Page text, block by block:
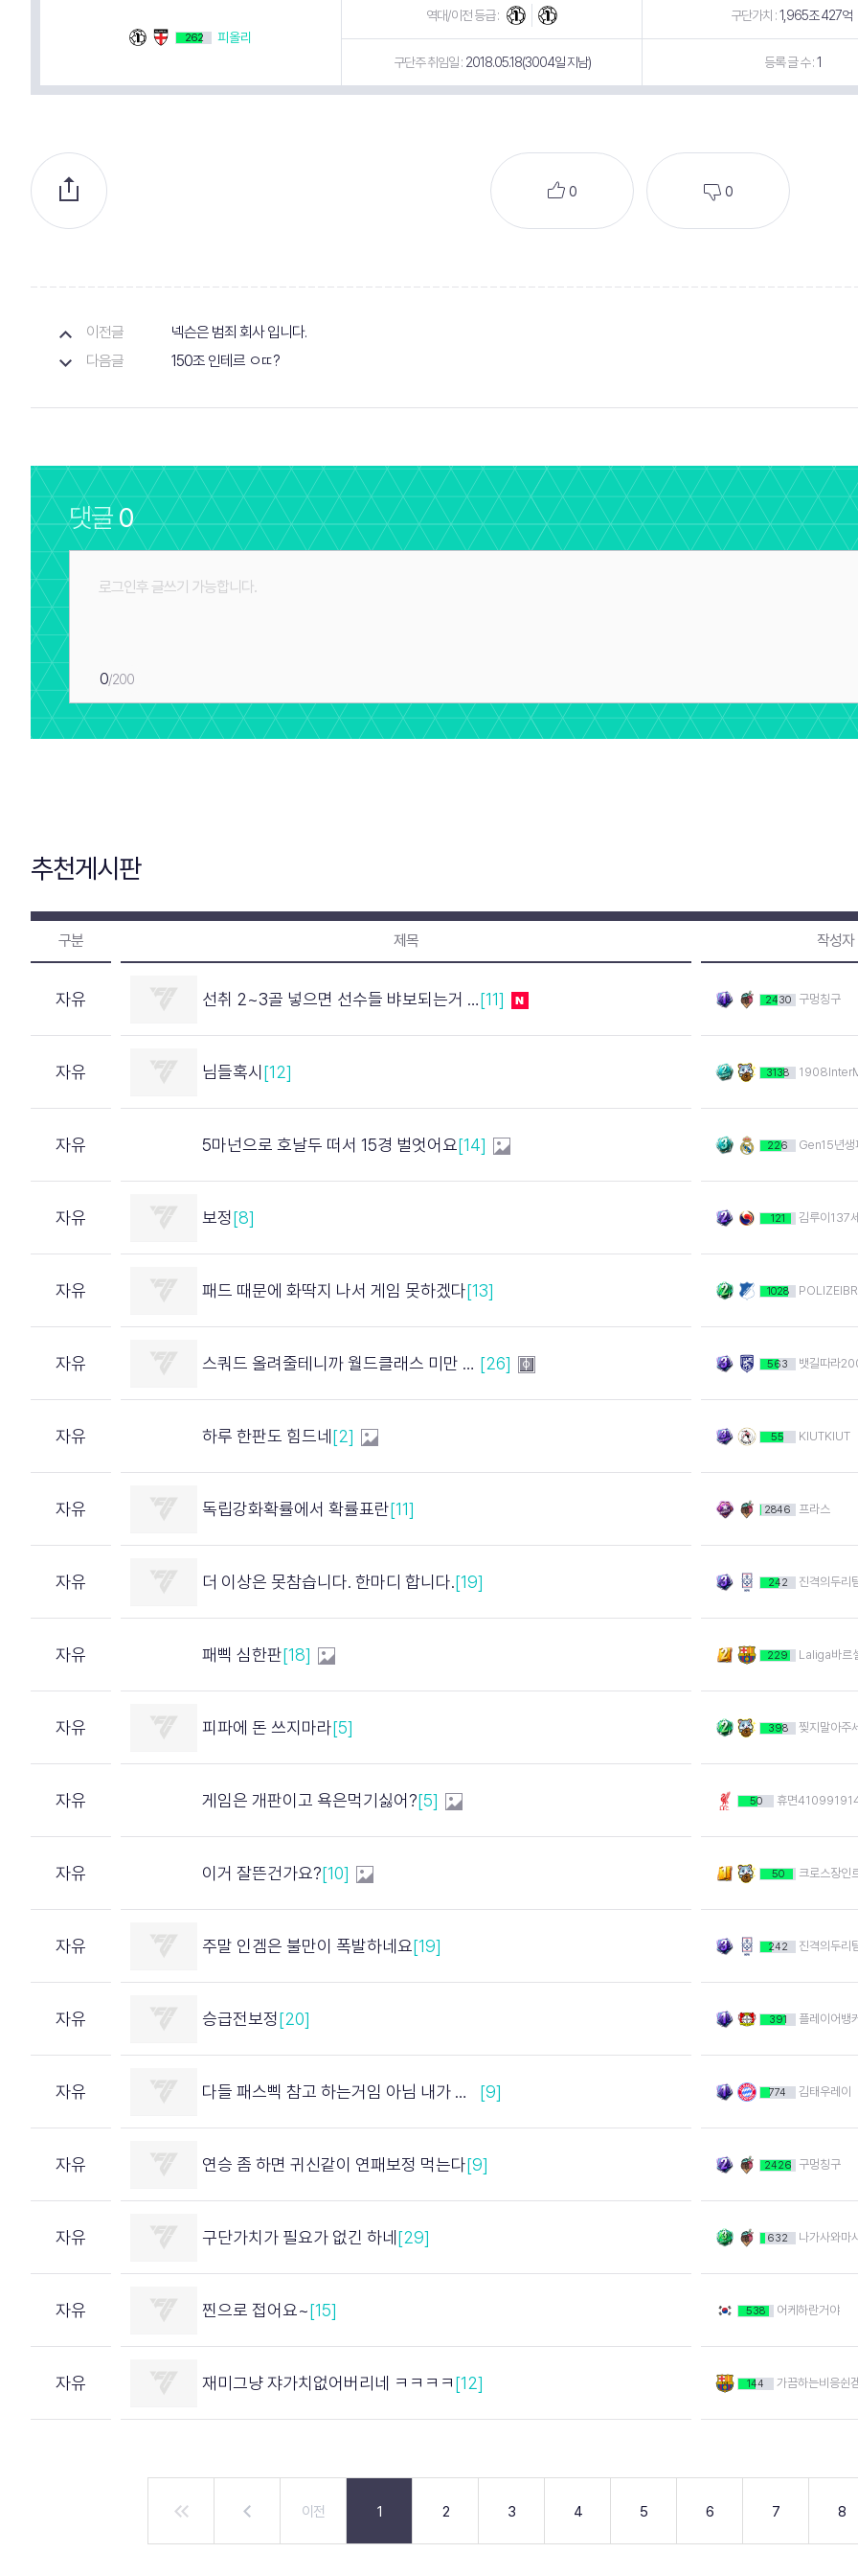
262 피올리
역대/이전 등급 : 구단가치 : 1,965조 427억
구단주 취임일 : 2018.05.18(3004일 지남) 등록 글 수 : 1
0 0
이전글
넥슨은 범죄 회사 입니다.
다음글
150조 인테르 ㅇㄸ?
댓글0
0/200
추천게시판
구분 제목 작성자
자유 선취 2~3골 넣으면 선수들 뱌보되는거 보정증거아님? [11] 2430 구멍칭구
자유 님들혹시 [12] 3138
자유 5마넌으로 호날두 떠서 15경 벌엇어요[14] 226 Gen15년생
자유 보정[8] 121 김루이137
자유 패드 때문에 화딱지 나서 게임 못하겠다[13] 1028
자유 스쿼드 올려줄테니까 월드클래스 미만 댓글 달면 죽는다 [26] 563 뱃길따라
자유 하루 한판도 힘드네 [2] 55 KIUTKIUT
자유 독립강화확률에서 확률표란[11] 2846 프라스
자유 더 이상은 못참습니다. 한마디 합니다.[19] 242 진격의두리
자유 패삑 심한판[18] 229 Laliga바르
자유 피파에 돈 쓰지마라[5] 398 찢지말아주
자유 게임은 개판이고 욕은먹기싫어?[5] 50 휴면
자유 이거 잘뜬건가요?[10] 50 크로스장인
자유 주말 인겜은 불만이 폭발하네요[19] 242 진격의두리
자유 승급전보정[20] 391 플레이어뱅
자유 다들 패스삑 참고 하는거임 아님 내가 예민한거임 [9] 774 김태우레이
자유 연승 좀 하면 귀신같이 연패보정 먹는다[9] 2426 구멍칭구
자유 구단가치가 필요가 없긴 하네 [29] 632 나가사와마
자유 찐으로 접어요~[15] 538 어케하란거야
자유 재미그냥 쟈가치없어버리네 ㅋㅋㅋㅋ[12] 144 가끔하는비응쉰
이전 1 2 3 4 5 6 7 8